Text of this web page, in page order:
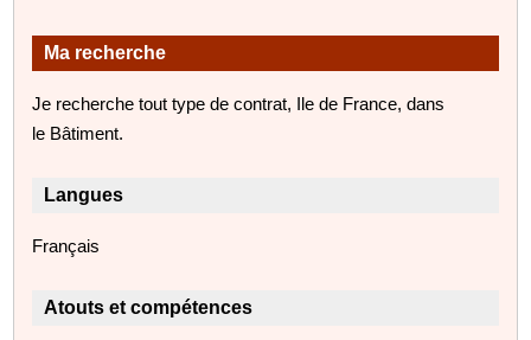
Ma recherche
Je recherche tout type de contrat, Ile de France, dans
le Bâtiment.
Langues
Français
Atouts et compétences